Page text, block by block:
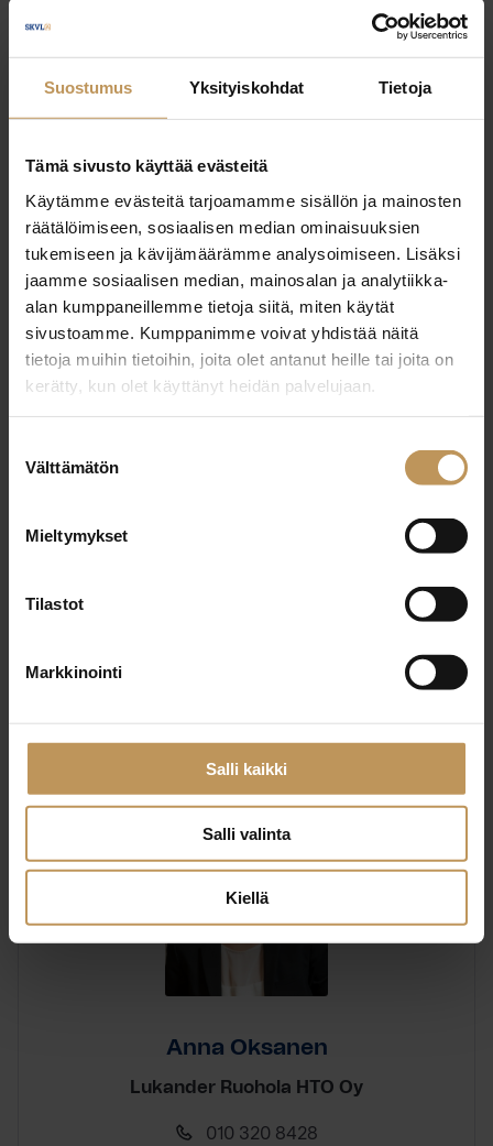
Suostumus Yksityiskohdat Tietoja
Tämä sivusto käyttää evästeitä
Käytämme evästeitä tarjoamamme sisällön ja mainosten
räätälöimiseen, sosiaalisen median ominaisuuksien
tukemiseen ja kävijämäärämme analysoimiseen. Lisäksi
jaamme sosiaalisen median, mainosalan ja analytiikka-
alan kumppaneillemme tietoja siitä, miten käytät
sivustoamme. Kumppanimme voivat yhdistää näitä
tietoja muihin tietoihin, joita olet antanut heille tai joita on
kerätty, kun olet käyttänyt heidän palvelujaan.
valinta
Välttämätön
Mieltymykset
Tilastot
Markkinointi
Salli kaikki
Salli valinta
Kiellä
Kristian Danielson
SKVL
kristian.danielson@skvl.fi
kokkolan@asuntomarkkinointi.net
Anna Oksanen
Lukander Ruohola HTO Oy
010 320 8428